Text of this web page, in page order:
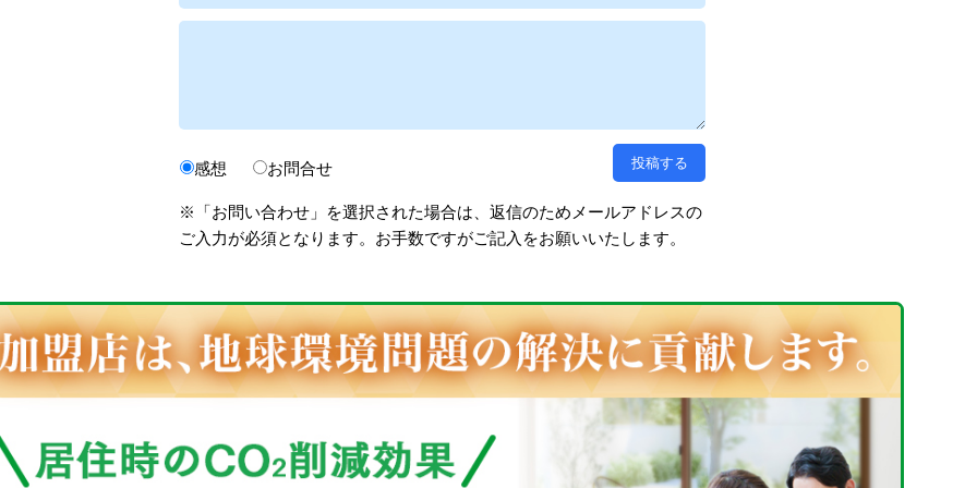
感想 お問合せ
※「お問い合わせ」を選択された場合は、返信のためメールアドレスの
ご入力が必須となります。お手数ですがご記入をお願いいたします。